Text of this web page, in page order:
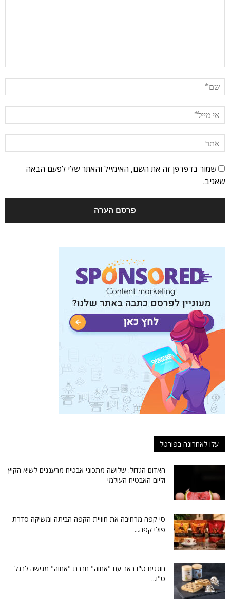
שמור בדפדפן זה את השם, האימייל והאתר שלי לפעם הבאה
שאגיב.
עלו לאחרונה בפורטל
האדום הגדול: שלושה מתכוני אבטיח מרעננים לשיא הקיץ
וליום האבטיח העולמי
סי קפה מרחיבה את חוויית הקפה הביתה ומשיקה סדרת
פולי קפה...
חוגגים ט"ו באב עם "אחוה" חברת "אחוה" מגישה לרגל
ט"ו...